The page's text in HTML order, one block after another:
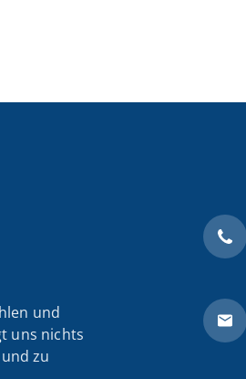
und
uns nichts
zu